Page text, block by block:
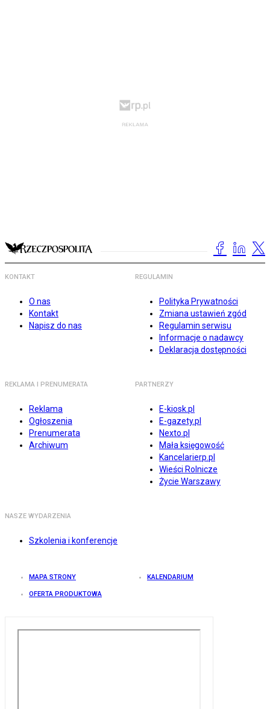
KONTAKT
O nas
Kontakt
Napisz do nas
REGULAMIN
Polityka Prywatności
Zmiana ustawień zgód
Regulamin serwisu
Informacje o nadawcy
Deklaracja dostępności
REKLAMA I PRENUMERATA
Reklama
Ogłoszenia
Prenumerata
Archiwum
PARTNERZY
E-kiosk.pl
E-gazety.pl
Nexto.pl
Mała księgowość
Kancelarierp.pl
Wieści Rolnicze
Życie Warszawy
NASZE WYDARZENIA
Szkolenia i konferencje
MAPA STRONY KALENDARIUM
OFERTA PRODUKTOWA